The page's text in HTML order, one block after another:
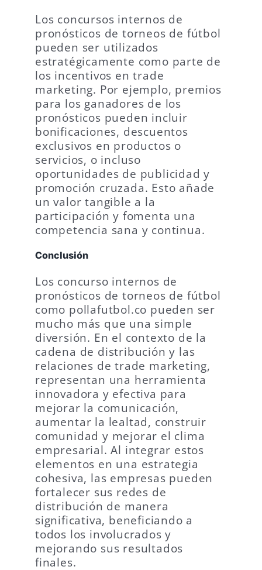
Los concursos internos de
pronósticos de torneos de fútbol
pueden ser utilizados
estratégicamente como parte de
los incentivos en trade
marketing. Por ejemplo, premios
para los ganadores de los
pronósticos pueden incluir
bonificaciones, descuentos
exclusivos en productos o
servicios, o incluso
oportunidades de publicidad y
promoción cruzada. Esto añade
un valor tangible a la
participación y fomenta una
competencia sana y continua.
Conclusión
Los concurso internos de
pronósticos de torneos de fútbol
como pollafutbol.co pueden ser
mucho más que una simple
diversión. En el contexto de la
cadena de distribución y las
relaciones de trade marketing,
representan una herramienta
innovadora y efectiva para
mejorar la comunicación,
aumentar la lealtad, construir
comunidad y mejorar el clima
empresarial. Al integrar estos
elementos en una estrategia
cohesiva, las empresas pueden
fortalecer sus redes de
distribución de manera
significativa, beneficiando a
todos los involucrados y
mejorando sus resultados
finales.